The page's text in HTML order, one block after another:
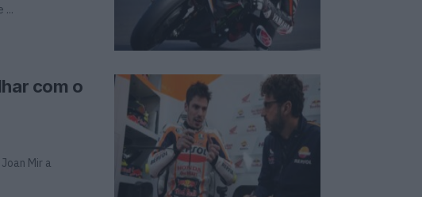
...
com o
Mir a